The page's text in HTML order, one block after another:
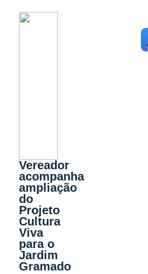
Vereador
acompanha
ampliação
do
Projeto
Cultura
Viva
para o
Jardim
Gramado